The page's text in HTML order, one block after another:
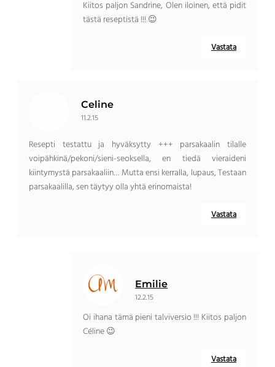
Kiitos paljon Sandrine, Olen iloinen, että pidit
tästä reseptistä !!! 😉
Vastata
Celine
11.2.15
Resepti testattu ja hyväksytty +++ parsakaalin tilalle
voipähkinä/pekoni/sieni-seoksella, en tiedä vieraideni
kiintymystä parsakaaliin… Mutta ensi kerralla, lupaus, Testaan
​​parsakaalilla, sen täytyy olla yhtä erinomaista!
Vastata
Emilie
12.2.15
Oi ihana tämä pieni talviversio !!! Kiitos paljon
Céline 😉
Vastata